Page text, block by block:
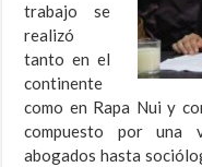
trabajo se
realizó
tanto en el
continente
como en Rapa Nui y
compuesto por una
abogados hasta